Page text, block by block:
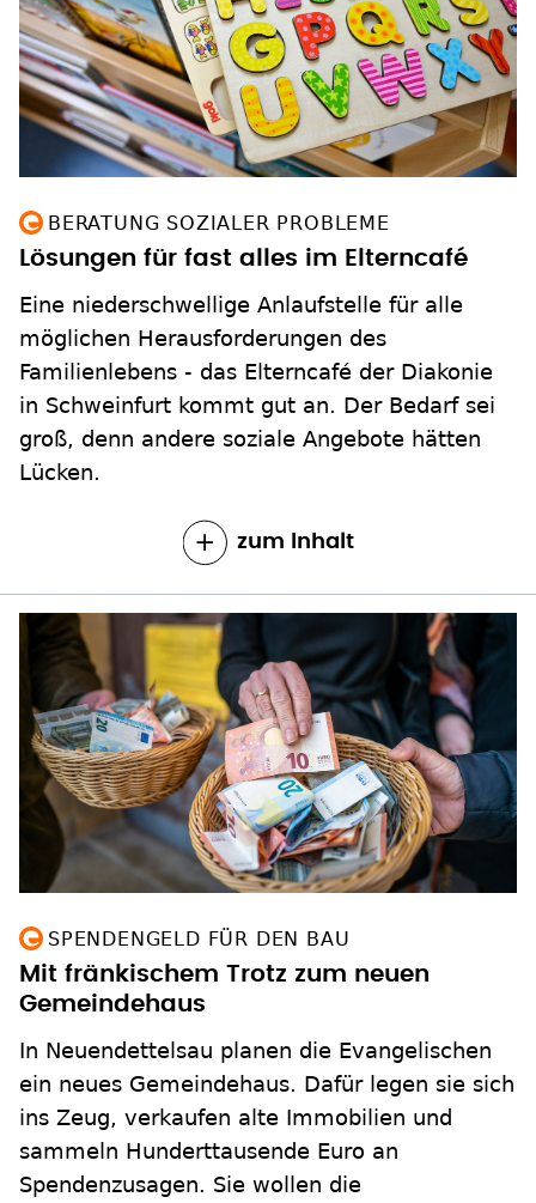
BERATUNG SOZIALER PROBLEME
Lösungen für fast alles im Elterncafé
Eine niederschwellige Anlaufstelle für alle
möglichen Herausforderungen des
Familienlebens - das Elterncafé der Diakonie
in Schweinfurt kommt gut an. Der Bedarf sei
groß, denn andere soziale Angebote hätten
Lücken.
zum Inhalt
SPENDENGELD FÜR DEN BAU
Mit fränkischem Trotz zum neuen
Gemeindehaus
In Neuendettelsau planen die Evangelischen
ein neues Gemeindehaus. Dafür legen sie sich
ins Zeug, verkaufen alte Immobilien und
sammeln Hunderttausende Euro an
Spendenzusagen. Sie wollen die